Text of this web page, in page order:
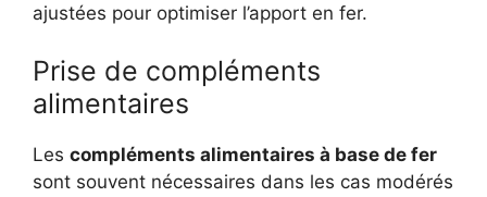
ajustées pour optimiser l’apport en fer.
Prise de compléments
alimentaires
Les compléments alimentaires à base de fer
sont souvent nécessaires dans les cas modérés